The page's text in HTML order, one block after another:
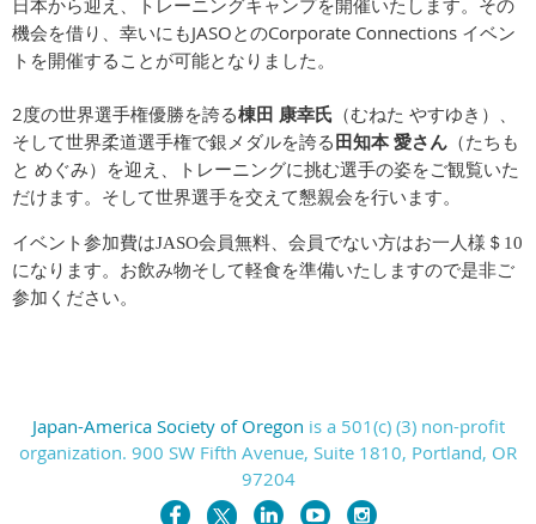
日本から迎え、トレーニングキャンプを開催いたします。その
機会を借り、幸いにもJASOとのCorporate Connections イベン
トを開催することが可能となりました。
2度の世界選手権優勝を誇る棟田 康幸氏 （むねた やすゆき）、
そして世界柔道選手権で銀メダルを誇る 田知本 愛さん （たちも
と めぐみ）を迎え、トレーニングに挑む選手の姿をご観覧いた
だけます。そして世界選手を交えて懇親会を行います。
イベント参加費はJASO会員無料、会員でない方はお一人様＄10
になります。お飲み物そして軽食を準備いたしますので是非ご
参加ください。
Japan-America Society of Oregon is a 501(c) (3) non-profit
organization. 900 SW Fifth Avenue, Suite 1810, Portland, OR
97204